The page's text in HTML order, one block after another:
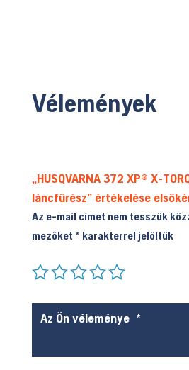
Vélemények
„HUSQVARNA 372 XP® X-
láncfűrész” értékelése
Az e-mail címet nem tesszük
mezőket * karakterrel jelöltük